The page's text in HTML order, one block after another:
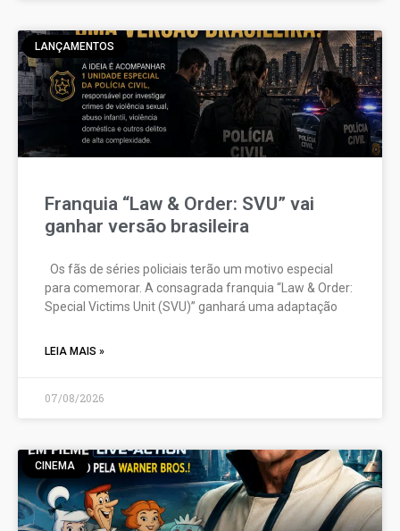
LANÇAMENTOS
Franquia “Law & Order: SVU” vai
ganhar versão brasileira
Os fãs de séries policiais terão um motivo especial
para comemorar. A consagrada franquia “Law & Order:
Special Victims Unit (SVU)” ganhará uma adaptação
LEIA MAIS »
07/08/2026
CINEMA